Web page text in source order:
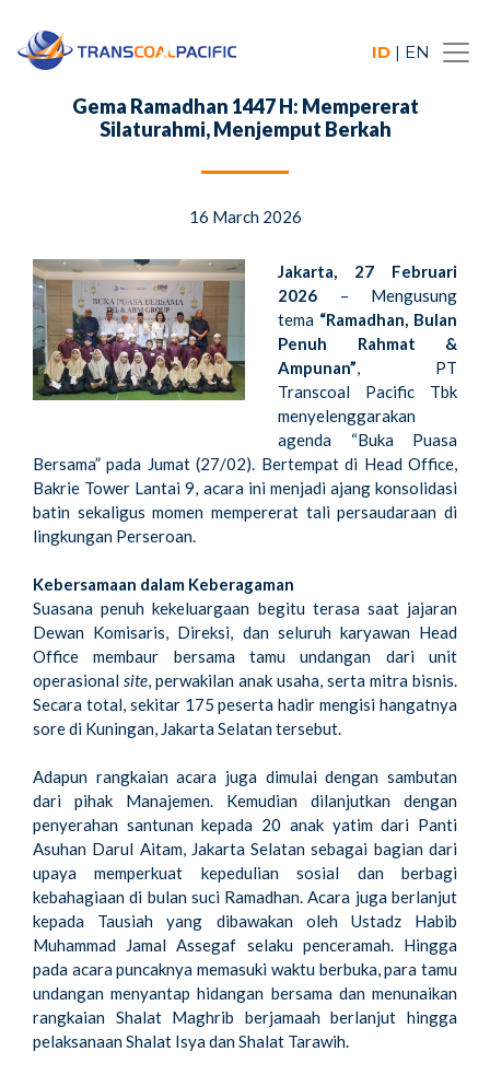
ID | EN
Gema Ramadhan 1447 H: Mempererat
Silaturahmi, Menjemput Berkah
16 March 2026
Jakarta, 27 Februari
2026 – Mengusung
tema “Ramadhan, Bulan
Penuh Rahmat &
Ampunan”, PT
Transcoal Pacific Tbk
menyelenggarakan
agenda “Buka Puasa
Bersama” pada Jumat (27/02). Bertempat di Head Office,
Bakrie Tower Lantai 9, acara ini menjadi ajang konsolidasi
batin sekaligus momen mempererat tali persaudaraan di
lingkungan Perseroan.
Kebersamaan dalam Keberagaman
Suasana penuh kekeluargaan begitu terasa saat jajaran
Dewan Komisaris, Direksi, dan seluruh karyawan Head
Office membaur bersama tamu undangan dari unit
operasional site, perwakilan anak usaha, serta mitra bisnis.
Secara total, sekitar 175 peserta hadir mengisi hangatnya
sore di Kuningan, Jakarta Selatan tersebut.
Adapun rangkaian acara juga dimulai dengan sambutan
dari pihak Manajemen. Kemudian dilanjutkan dengan
penyerahan santunan kepada 20 anak yatim dari Panti
Asuhan Darul Aitam, Jakarta Selatan sebagai bagian dari
upaya memperkuat kepedulian sosial dan berbagi
kebahagiaan di bulan suci Ramadhan. Acara juga berlanjut
kepada Tausiah yang dibawakan oleh Ustadz Habib
Muhammad Jamal Assegaf selaku penceramah. Hingga
pada acara puncaknya memasuki waktu berbuka, para tamu
undangan menyantap hidangan bersama dan menunaikan
rangkaian Shalat Maghrib berjamaah berlanjut hingga
pelaksanaan Shalat Isya dan Shalat Tarawih.